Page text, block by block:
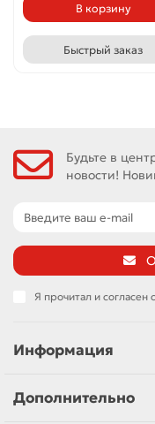
В корзину
Быстрый заказ
Будьте в
новости!
Я прочитал и согласен
Информация
Дополнительно